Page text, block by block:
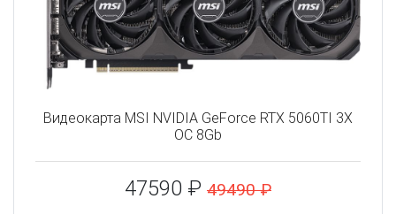
Видеокарта MSI NVIDIA GeForce RTX 5060TI 3X
OC 8Gb
47590 ₽ 49490 ₽